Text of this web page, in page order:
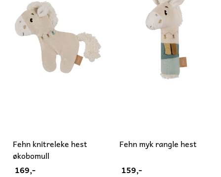
Fehn knitreleke hest
økobomull
169,-
Fehn myk rangle hest
159,-